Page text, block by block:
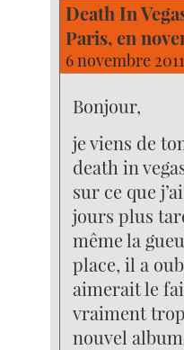
Death In
Paris, en
6 novembre
Bonjour,
je viens de
death in
sur ce que
jours plus
même la
place, il a
aimerait le
vraiment
nouvel